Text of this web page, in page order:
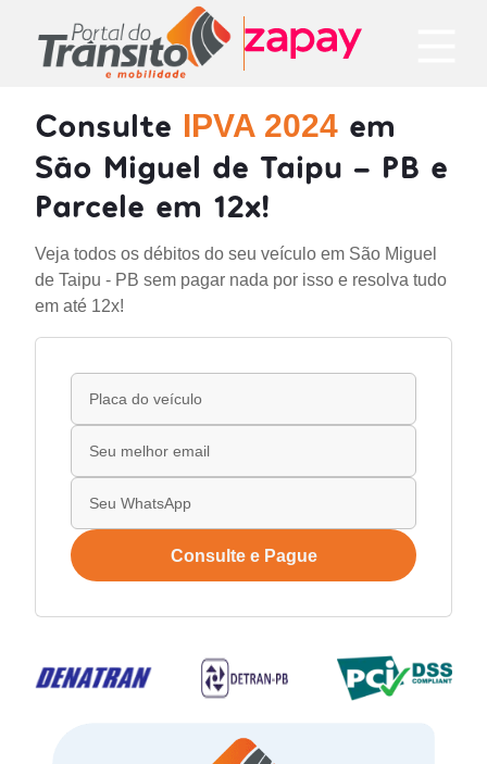
Consulte IPVA 2024 em
São Miguel de Taipu - PB e
Parcele em 12x!
Veja todos os débitos do seu veículo em São Miguel
de Taipu - PB sem pagar nada por isso e resolva tudo
em até 12x!
Consulte e Pague